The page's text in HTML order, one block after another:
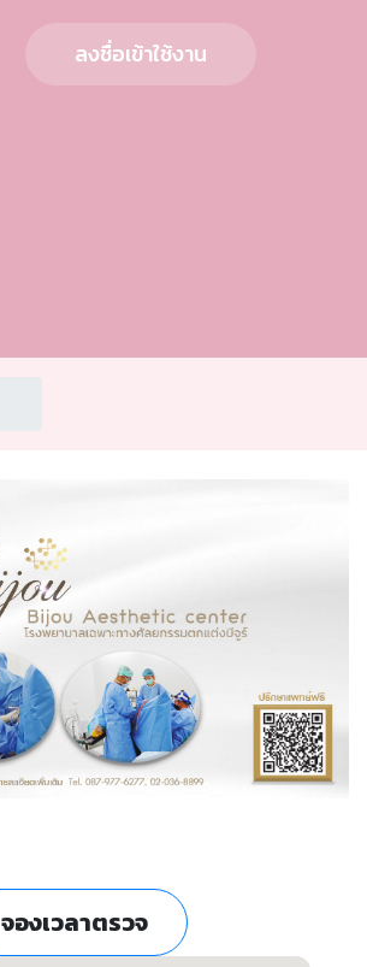
ลงชื่อเข้าใช้งาน
จองเวลาตรวจ